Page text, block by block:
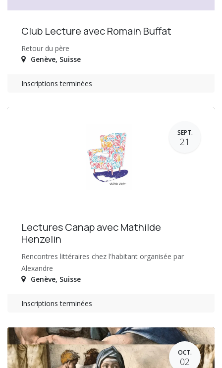
Club Lecture avec Romain Buffat
Retour du père
Genève, Suisse
Inscriptions terminées
SEPT.
21
Lectures Canap avec Mathilde
Henzelin
Rencontres littéraires chez l'habitant organisée par
Alexandre
Genève, Suisse
Inscriptions terminées
OCT.
02